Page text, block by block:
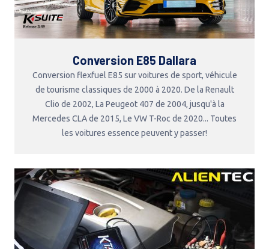
Conversion E85 Dallara
Conversion flexfuel E85 sur voitures de sport, véhicule
de tourisme classiques de 2000 à 2020. De la Renault
Clio de 2002, La Peugeot 407 de 2004, jusqu'à la
Mercedes CLA de 2015, Le VW T-Roc de 2020... Toutes
les voitures essence peuvent y passer!